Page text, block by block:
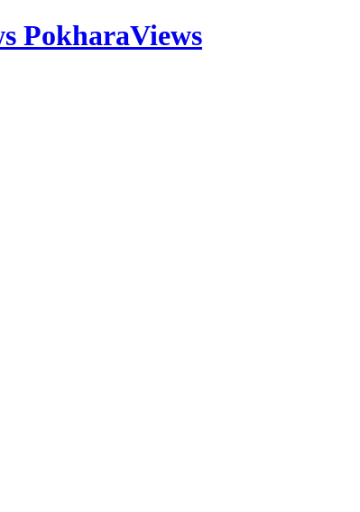
PokharaViews